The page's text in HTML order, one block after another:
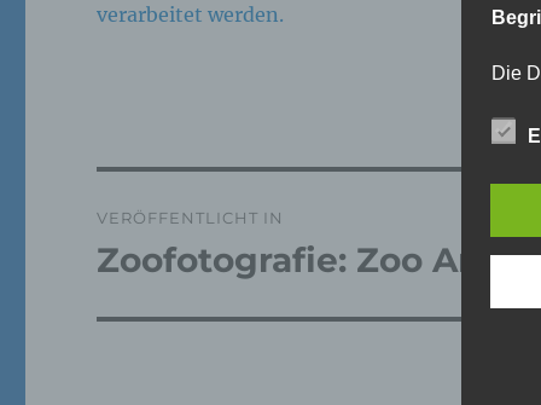
verarbeitet werden.
VERÖFFENTLICHT IN
Zoofotografie: Zoo
Die
dies
Wir